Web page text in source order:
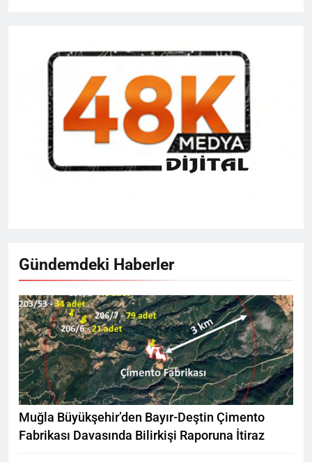
Gündemdeki Haberler
Muğla Büyükşehir’den Bayır-Deştin Çimento
Fabrikası Davasında Bilirkişi Raporuna İtiraz